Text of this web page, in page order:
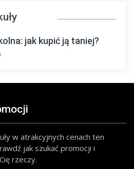
jak kupić ją taniej?
w atrakcyjnych cenach ten
jak szukać promocji i
rzeczy.